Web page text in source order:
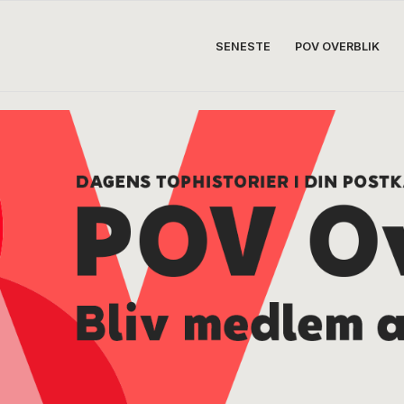
SENESTE POV OVERBLIK